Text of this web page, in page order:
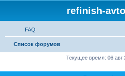
refinish-
FAQ
Список форумов
Текущее время: 06 авг